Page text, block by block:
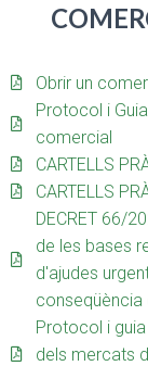
Obrir un
Protocol i
comercial
CARTELLS
CARTELLS
DECRET 66/
de les bases
d'ajudes
conseqüència
Protocol i
dels mercats